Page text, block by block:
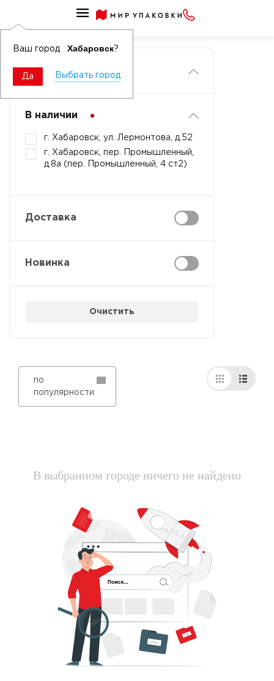
Ваш город Хабаровск?
Да Выбрать город
Главная
Фильтры
В наличии
г. Хабаровск, ул. Лермонтова, д.52
г. Хабаровск, пер. Промышленный,
д.8а (пер. Промышленный, 4 ст2)
Доставка
Новинка
Очистить
по
популярности
В выбранном городе ничего не найдено